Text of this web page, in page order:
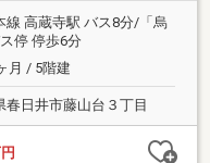
線 高蔵寺駅 バス8分/「烏
停 停歩6分
月 / 5階建
春日井市藤山台３丁目